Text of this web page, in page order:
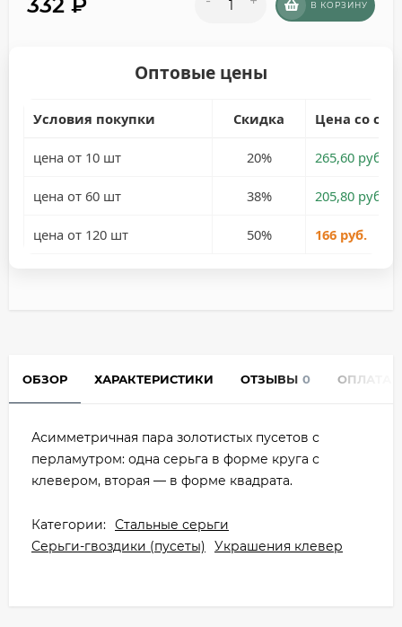
В КОРЗИНУ
Оптовые цены
Условия покупки Скидка Цена со
цена от 10 шт 20% 265,60 руб.
цена от 60 шт 38% 205,80 руб.
цена от 120 шт 50% 166 руб.
ОБЗОР ХАРАКТЕРИСТИКИ ОТЗЫВЫ 0 ОПЛАТА
Асимметричная пара золотистых пусетов с
перламутром: одна серьга в форме круга с
клевером, вторая — в форме квадрата.
Категории: Стальные серьги
Серьги-гвоздики (пусеты)
Украшения клевер